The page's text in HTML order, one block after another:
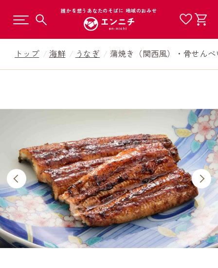
誰かを想うあなたのそばに 地域のおみせ
トップ 海鮮 うなぎ 蒲焼き（関西風）・骨せん